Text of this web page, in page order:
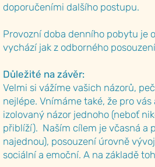
doporučeními dalšího postupu.
Provozní doba denního pobytu je
vychází jak z odborného
Důležité na závěr:
Velmi si vážíme vašich názorů,
nejlépe. Vnímáme také, že pro
izolovaný názor jednoho (neboť
přiblíží). Naším cílem je včasná a
najednou), posouzení úrovně
sociální a emoční. A na základě